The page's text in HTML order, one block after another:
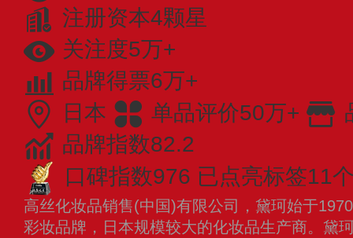
注册资本4颗星
关注度5万+
品牌得票6万+
日本
单品评价50万+
品牌指数82.2
口碑指数976 已点亮标签11
高丝化妆品销售(中国)有限公司，黛珂始于
彩妆品牌，日本规模较大的化妆品生产商。黛